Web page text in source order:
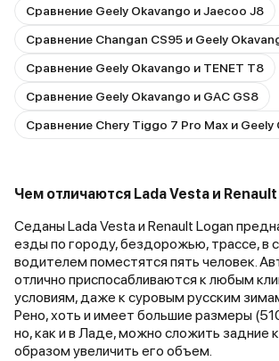
Сравнение Geely Okavango и Jaecoo J8
Сравнение Changan CS95 и Geely
Сравнение Geely Okavango и TENET T8
Сравнение Geely Okavango и GAC GS8
Чем отличаются Lada Vesta и
Седаны Lada Vesta и Renault Logan
езды по городу, бездорожью, трассе, в
водителем поместятся пять человек.
отлично приспосабливаются к любым
условиям, даже к суровым русским
Рено, хоть и имеет большие размеры
но, как и в Ладе, можно сложить задние
образом увеличить его объем.